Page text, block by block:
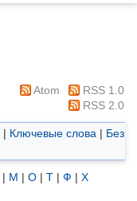
Atom
RSS 1.0
RSS 2.0
| Ключевые слова | Без
| М | О | Т | Ф | Х